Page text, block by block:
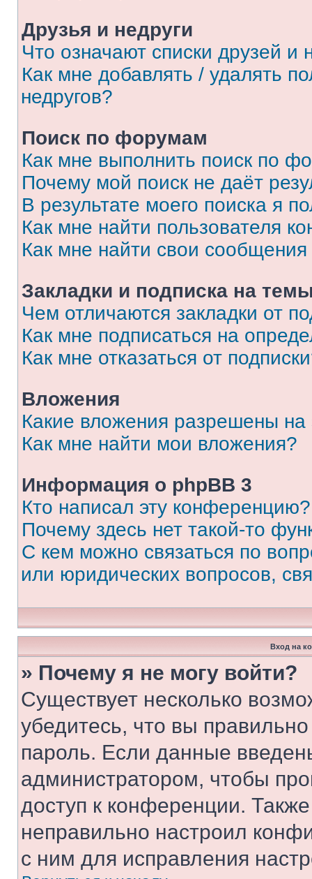
Друзья и недруги
Что означают списки друзей и
Как мне добавлять / удалять
недругов?
Поиск по форумам
Как мне выполнить поиск по
Почему мой поиск не даёт
В результате моего поиска я
Как мне найти пользователя
Как мне найти свои
Закладки и подписка на
Чем отличаются закладки от
Как мне подписаться на
Как мне отказаться от
Вложения
Какие вложения разрешены
Как мне найти мои вложения?
Информация о phpBB 3
Кто написал эту конференцию?
Почему здесь нет такой-то
С кем можно связаться по
или юридических вопросов,
Вход на
» Почему я не могу войти?
Существует несколько
убедитесь, что вы
пароль. Если данные
администратором, чтобы
доступ к конференции.
неправильно настроил
с ним для исправления